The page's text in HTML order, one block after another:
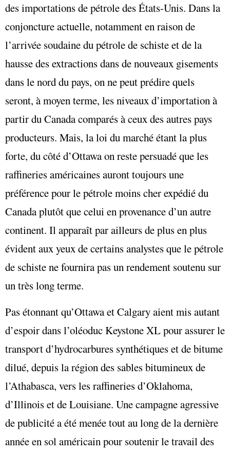
des importations de pétrole des États-Unis. Dans la
conjoncture actuelle, notamment en raison de
l’arrivée soudaine du pétrole de schiste et de la
hausse des extractions dans de nouveaux gisements
dans le nord du pays, on ne peut prédire quels
seront, à moyen terme, les niveaux d’importation à
partir du Canada comparés à ceux des autres pays
producteurs. Mais, la loi du marché étant la plus
forte, du côté d’Ottawa on reste persuadé que les
raffineries américaines auront toujours une
préférence pour le pétrole moins cher expédié du
Canada plutôt que celui en provenance d’un autre
continent. Il apparaît par ailleurs de plus en plus
évident aux yeux de certains analystes que le pétrole
de schiste ne fournira pas un rendement soutenu sur
un très long terme.
Pas étonnant qu’Ottawa et Calgary aient mis autant
d’espoir dans l’oléoduc Keystone XL pour assurer le
transport d’hydrocarbures synthétiques et de bitume
dilué, depuis la région des sables bitumineux de
l’Athabasca, vers les raffineries d’Oklahoma,
d’Illinois et de Louisiane. Une campagne agressive
de publicité a été menée tout au long de la dernière
année en sol américain pour soutenir le travail des